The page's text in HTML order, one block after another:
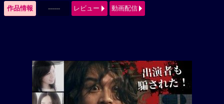
作品情報 ------ レビュー 動画配信